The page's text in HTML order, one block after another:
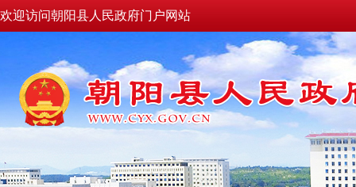
欢迎访问朝阳县人民政府门户网站